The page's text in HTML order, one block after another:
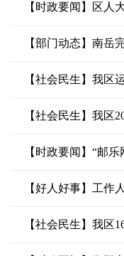
【时政要闻】区人
【部门动态】南岳
【社会民生】我区
【社会民生】我区
【时政要闻】“邮
【好人好事】工作
【社会民生】我区